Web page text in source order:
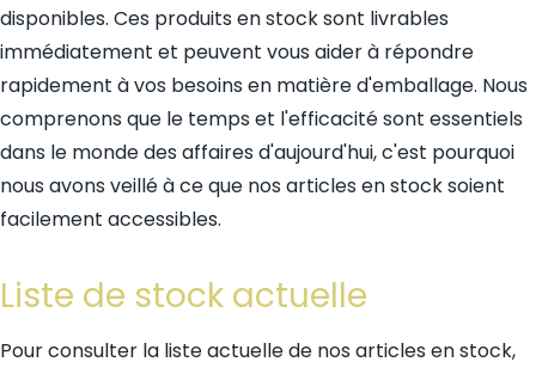
disponibles. Ces produits en stock sont livrables
immédiatement et peuvent vous aider à répondre
rapidement à vos besoins en matière d'emballage. Nous
comprenons que le temps et l'efficacité sont essentiels
dans le monde des affaires d'aujourd'hui, c'est pourquoi
nous avons veillé à ce que nos articles en stock soient
facilement accessibles.
Liste de stock actuelle
Pour consulter la liste actuelle de nos articles en stock,